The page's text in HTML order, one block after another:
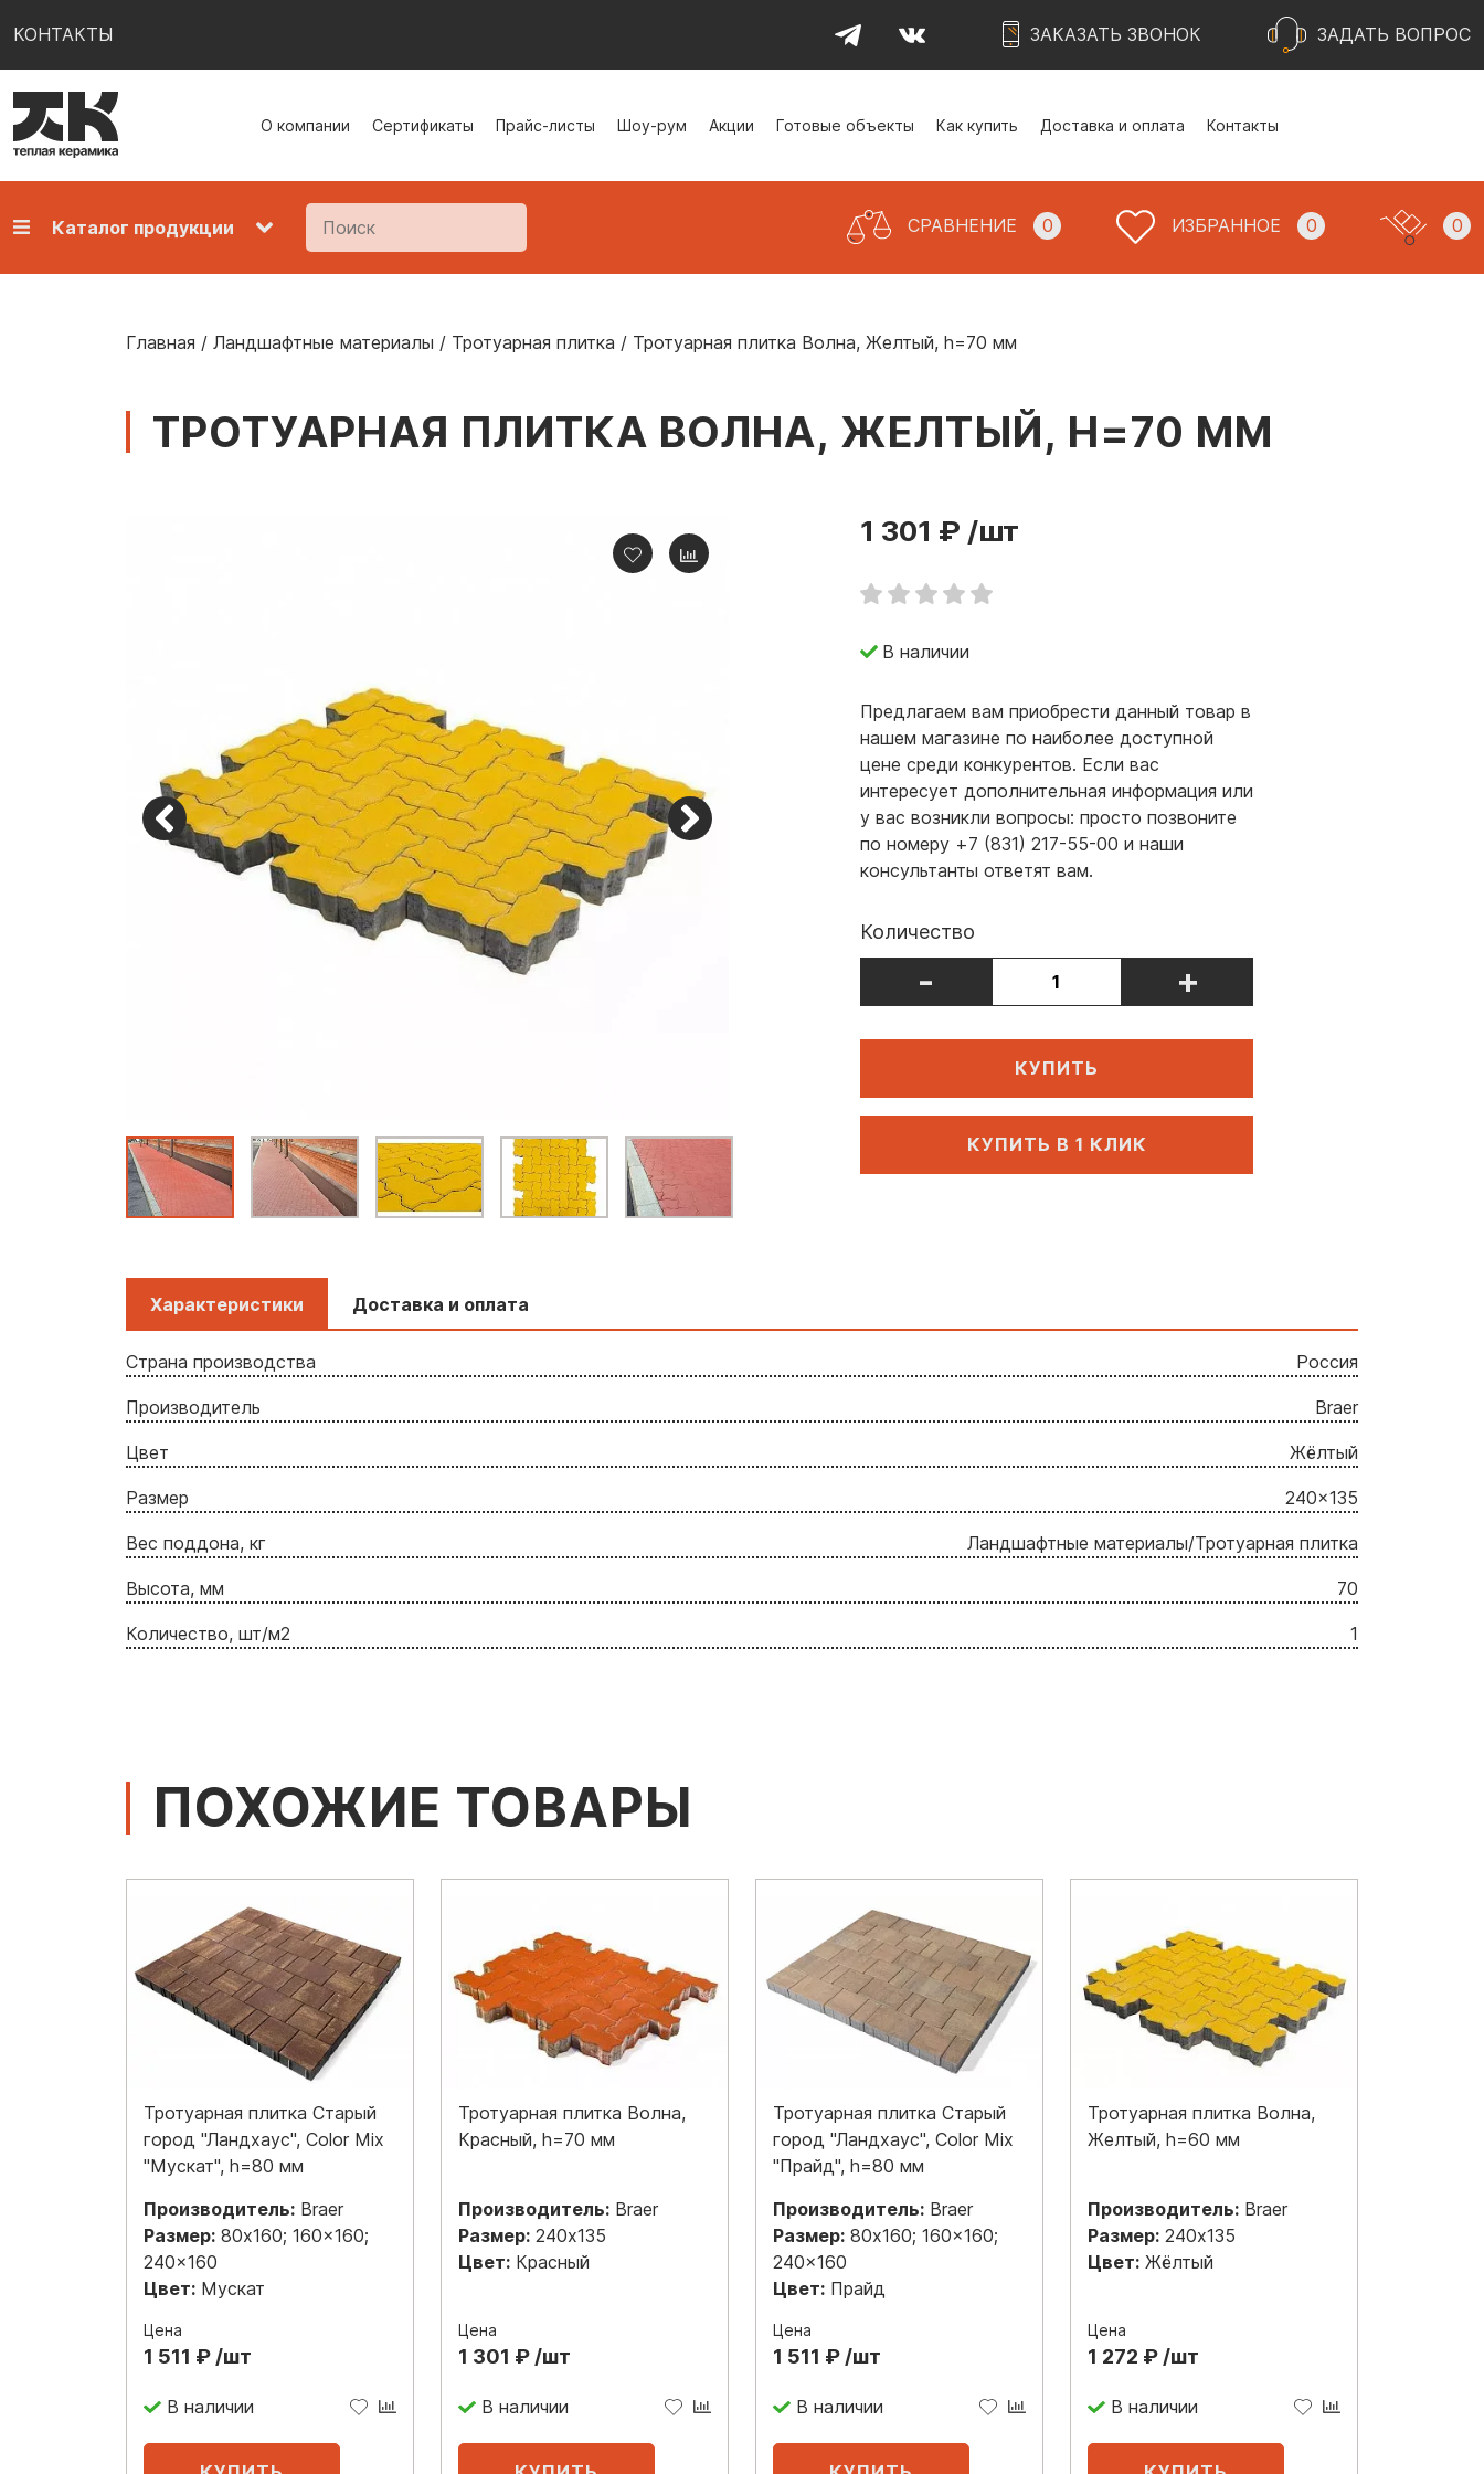
КОНТАКТЫ ЗАКАЗАТЬ ЗВОНОК ЗАДАТЬ ВОПРОС
О компании Сертификаты Прайс-листы Шоу-рум Акции Готовые объекты Как купить Доставка и оплата Контакты
Каталог продукции СРАВНЕНИЕ 0 ИЗБРАННОЕ 0 0
Главная / Ландшафтные материалы / Тротуарная плитка / Тротуарная плитка Волна, Желтый, h=70 мм
ТРОТУАРНАЯ ПЛИТКА ВОЛНА, ЖЕЛТЫЙ, H=70 ММ
1 301 ₽ /шт
В наличии
Предлагаем вам приобрести данный товар в
нашем магазине по наиболее доступной
цене среди конкурентов. Если вас
интересует дополнительная информация или
у вас возникли вопросы: просто позвоните
по номеру +7 (831) 217-55-00 и наши
консультанты ответят вам.
Количество
- +
КУПИТЬ
КУПИТЬ В 1 КЛИК
Характеристики Доставка и оплата
Страна производства Россия
Производитель Braer
Цвет Жёлтый
Размер 240x135
Вес поддона, кг Ландшафтные материалы/Тротуарная плитка
Высота, мм 70
Количество, шт/м2 1
ПОХОЖИЕ ТОВАРЫ
Тротуарная плитка Старый
город "Ландхаус", Color Mix
"Мускат", h=80 мм
Производитель: Braer
Размер: 80x160; 160x160;
240x160
Цвет: Мускат
Цена
1 511 ₽ /шт
В наличии
Тротуарная плитка Волна,
Красный, h=70 мм
Производитель: Braer
Размер: 240x135
Цвет: Красный
Цена
1 301 ₽ /шт
В наличии
Тротуарная плитка Старый
город "Ландхаус", Color Mix
"Прайд", h=80 мм
Производитель: Braer
Размер: 80x160; 160x160;
240x160
Цвет: Прайд
Цена
1 511 ₽ /шт
В наличии
Тротуарная плитка Волна,
Желтый, h=60 мм
Производитель: Braer
Размер: 240x135
Цвет: Жёлтый
Цена
1 272 ₽ /шт
В наличии